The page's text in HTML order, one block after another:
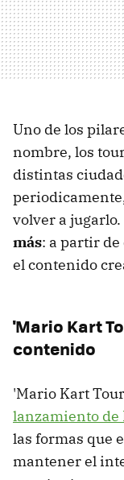
Uno de los
nombre, los
distintas
volver a jugarlo.
más: a partir
el contenido
'Mario Kart
contenido
'Mario Kart
lanzamiento
las formas que
mantener el